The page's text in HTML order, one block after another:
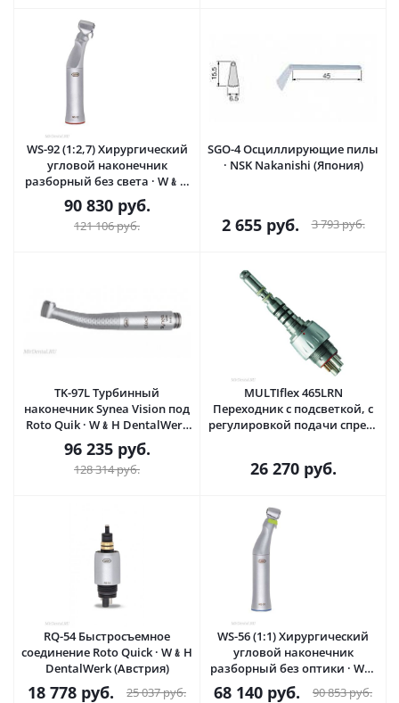
WS-92 (1:2,7) Хирургический
угловой наконечник
разборный без света · W﹠H
DentalWerk (Австрия)
90 830руб.
121 106руб.
SGO-4 Осциллирующие пилы
· NSK Nakanishi (Япония)
2 655руб. 3 793руб.
TK-97L Турбинный
наконечник Synea Vision под
Roto Quik · W﹠H DentalWerk
(Австрия)
96 235руб.
128 314руб.
MULTIflex 465LRN
Переходник с подсветкой, с
регулировкой подачи спрея ·
26 270руб.
RQ-54 Быстросъемное
соединение Roto Quick · W﹠H
DentalWerk (Австрия)
18 778 руб. 25 037руб.
WS-56 (1:1) Хирургический
угловой наконечник
разборный без оптики · W﹠
H DentalWerk (Австрия)
68 140 руб. 90 853руб.